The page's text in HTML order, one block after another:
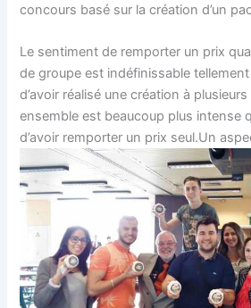
concours basé sur la création d’un
Le sentiment de remporter un prix
de groupe est indéfinissable tellement
d’avoir réalisé une création à
ensemble est beaucoup plus intense
d’avoir remporter un prix seul.Un